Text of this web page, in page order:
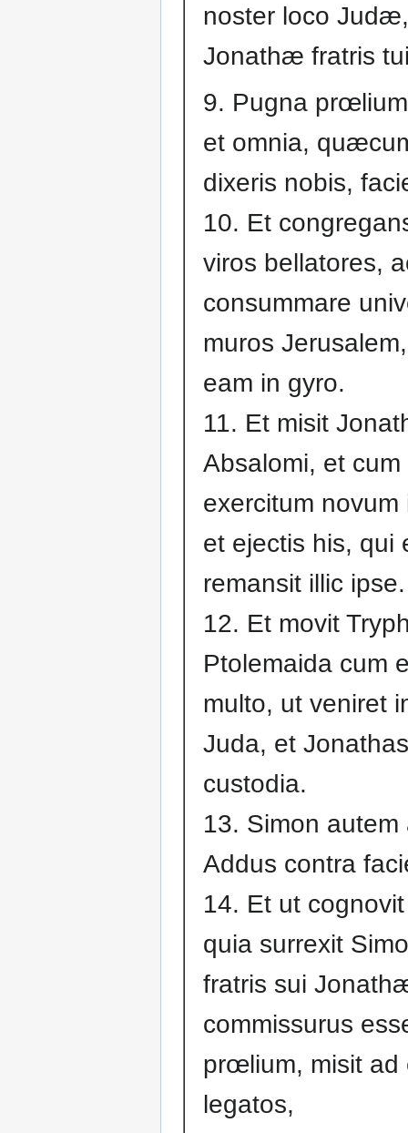
noster loco
Jonathæ fratris
9. Pugna
et omnia,
dixeris nobis,
10. Et
viros bellatores,
consummare
muros
eam in gyro.
11. Et misit
Absalomi, et cum
exercitum
et ejectis his, qui
remansit illic ipse.
12. Et movit
Ptolemaida cum
multo, ut veniret
Juda, et
custodia.
13. Simon autem
Addus contra
14. Et ut
quia surrexit
fratris sui
commissurus
prœlium, misit ad
legatos,